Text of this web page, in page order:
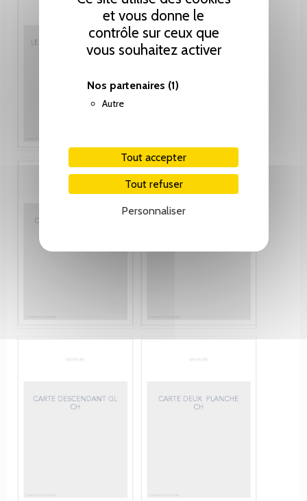
et vous donne le
contrôle sur ceux que
vous souhaitez activer
Nos partenaires (1)
Autre
Tout accepter
Tout refuser
Personnaliser